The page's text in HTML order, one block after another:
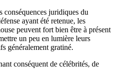
conséquences juridiques du
ayant été retenue, les
peuvent fort bien être à présent
un peu en lumière leurs
généralement gratiné.
conséquent de célébrités, de